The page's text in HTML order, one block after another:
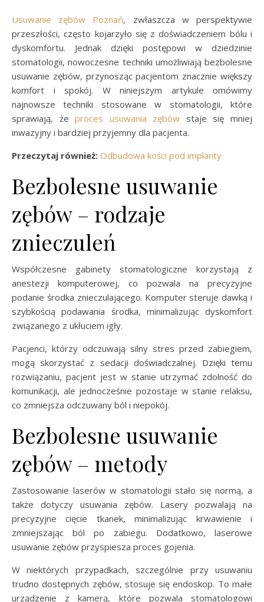
Usuwanie zębów Poznań, zwłaszcza w perspektywie
przeszłości, często kojarzyło się z doświadczeniem bólu i
dyskomfortu. Jednak dzięki postępowi w dziedzinie
stomatologii, nowoczesne techniki umożliwiają bezbolesne
usuwanie zębów, przynosząc pacjentom znacznie większy
komfort i spokój. W niniejszym artykule omówimy
najnowsze techniki stosowane w stomatologii, które
sprawiają, żeproces usuwania zębów staje się mniej
inwazyjny i bardziej przyjemny dla pacjenta.
Przeczytaj również: Odbudowa kości pod implanty
Bezbolesne usuwanie
zębów – rodzaje
znieczuleń
Współczesne gabinety stomatologiczne korzystają z
anestezji komputerowej, co pozwala na precyzyjne
podanie środka znieczulającego. Komputer steruje dawką i
szybkością podawania środka, minimalizując dyskomfort
związanego z ukłuciem igły.
Pacjenci, którzy odczuwają silny stres przed zabiegiem,
mogą skorzystać z sedacji doświadczalnej. Dzięki temu
rozwiązaniu, pacjent jest w stanie utrzymać zdolność do
komunikacji, ale jednocześnie pozostaje w stanie relaksu,
co zmniejsza odczuwany ból i niepokój.
Bezbolesne usuwanie
zębów – metody
Zastosowanie laserów w stomatologii stało się normą, a
także dotyczy usuwania zębów. Lasery pozwalają na
precyzyjne cięcie tkanek, minimalizując krwawienie i
zmniejszając ból po zabiegu. Dodatkowo, laserowe
usuwanie zębów przyspiesza proces gojenia.
W niektórych przypadkach, szczególnie przy usuwaniu
trudno dostępnych zębów, stosuje się endoskop. To małe
urządzenie z kamerą, które pozwala stomatologowi